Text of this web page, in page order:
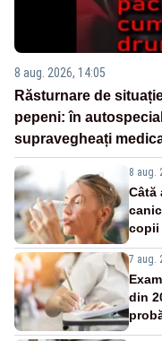
8 aug. 2026, 14:05
Răsturnare de
pepeni: în
supravegheați
8 aug.
Câtă
copii
7 aug.
din